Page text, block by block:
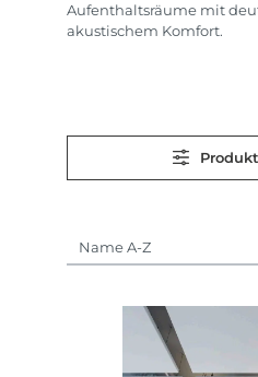
Aufenthaltsräume mit
akustischem Komfort.